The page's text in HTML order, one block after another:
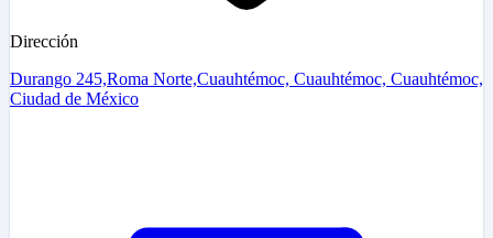
Dirección
Durango 245,Roma Norte,Cuauhtémoc, Cuauhtémoc, Cuauhtémoc,
Ciudad de México